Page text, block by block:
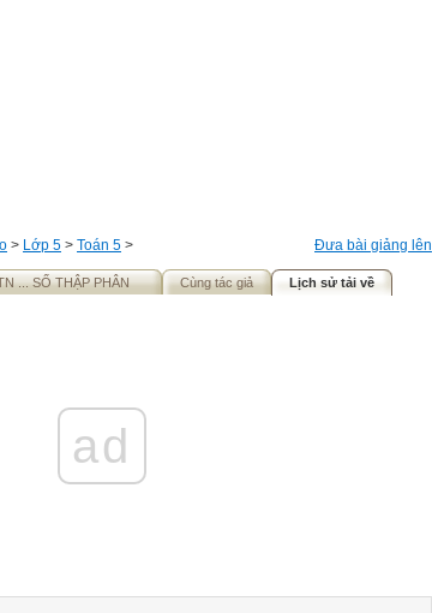
Đưa bài giảng lên
> Lớp 5 > Toán 5 >
... SỐ THẬP PHÂN Cùng tác giả Lịch sử tải về
ad